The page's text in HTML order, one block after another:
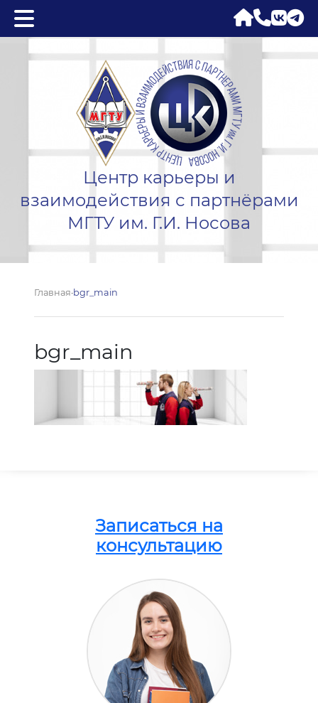
Центр карьеры и
взаимодействия с партнёрами
МГТУ им. Г.И. Носова
Главная·bgr_main
bgr_main
Записаться на
консультацию